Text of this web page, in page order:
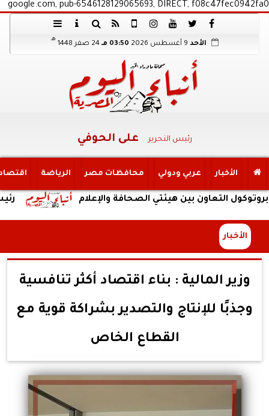
google.com, pub-6546128129065693, DIRECT, f08c47fec0942fa0
الأحد 03:50 مـ 24 صفر 1448
هـ
رئيس التحرير على الحوفي
الأخبار عربي ودولي محافظات مصر الرياضة
رئيس مياه بين هيئتي الصحافة والإعلام
الأخبار
وزير المالية : بناء اقتصاد أكثر تنافسية
وجذبًا للإنتاج والتصدير بشراكة قوية مع
القطاع الخاص